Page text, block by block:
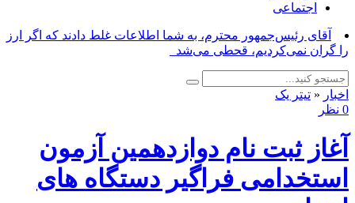
اجتماعی
آقای رئیس‌جمهور محترم، به شما اطلاعات غلط دادند که اگر ارز
را گران نمی‌کردیم، قحطی می‌شد_
اخبار « تیتر یک
0 نظر
آغاز ثبت نام دوازدهمین آزمون
استخدامی فراگیر دستگاه های